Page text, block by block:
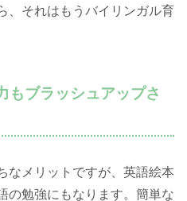
、それはもうバイリンガル育
もブラッシュアップさ
なメリットですが、英語絵本
の勉強にもなります。簡単な